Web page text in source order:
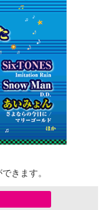
きます。